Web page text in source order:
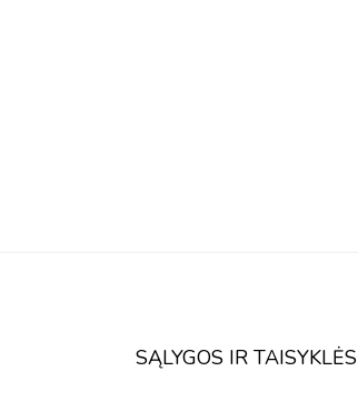
SĄLYGOS IR TAISYKLĖS